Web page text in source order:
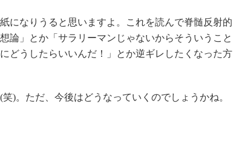
になりうると思いますよ。これを読んで脊髄反射的
論」とか「サラリーマンじゃないからそういうこと
どうしたらいいんだ！」とか逆ギレしたくなった方
)。ただ、今後はどうなっていくのでしょうかね。